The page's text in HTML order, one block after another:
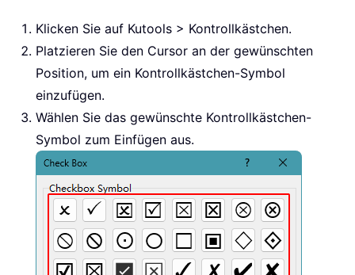
Klicken Sie auf Kutools > Kontrollkästchen.
Platzieren Sie den Cursor an der gewünschten
Position, um ein Kontrollkästchen-Symbol
einzufügen.
Wählen Sie das gewünschte Kontrollkästchen-
Symbol zum Einfügen aus.